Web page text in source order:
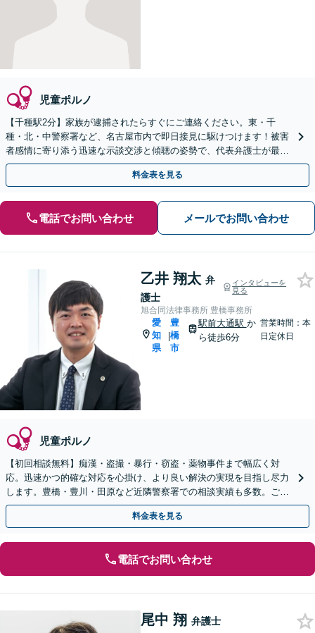
児童ポルノ
【千種駅2分】家族が逮捕されたらすぐにご連絡ください。東・千
種・北・中警察署など、名古屋市内で即日接見に駆けつけます！被害
者感情に寄り添う迅速な示談交渉と傾聴の姿勢で、代表弁護士が最後
まで一貫対応！【土日夜間対応可】【オンライン対応可】
料金表を見る
電話でお問い合わせ メールでお問い合わせ
乙井 翔太 弁
護士
インタビューを
見る
旭合同法律事務所 豊橋事務所
愛
知
県
|
豊
橋
市
駅前大通駅 か
ら徒歩6分
営業時間：本
日定休日
児童ポルノ
【初回相談無料】痴漢・盗撮・暴行・窃盗・薬物事件まで幅広く対
応。迅速かつ的確な対応を心掛け、より良い解決の実現を目指し尽力
します。豊橋・豊川・田原など近隣警察署での相談実績も多数。ご家
族が逮捕された場合はすぐにご相談ください【夜間可】
料金表を見る
電話でお問い合わせ
尾中 翔 弁護士